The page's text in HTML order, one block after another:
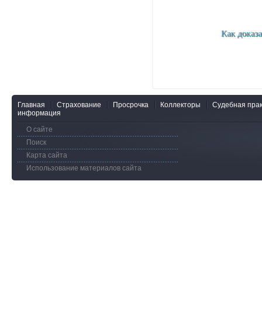
Главная Страхование Просрочка Коллекторы
Судебная
информация
О сайте
Поиск
Карта сайта
Использование материалов сайта